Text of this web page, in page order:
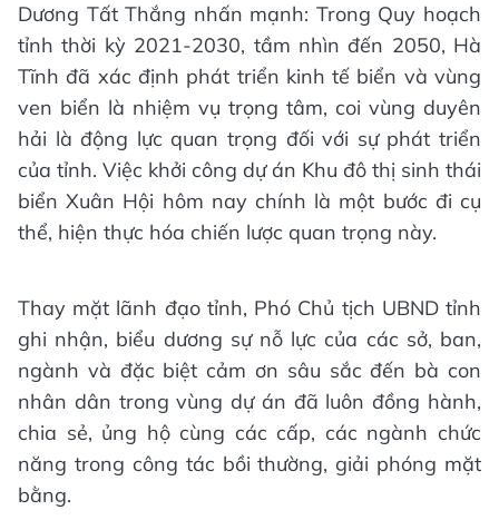
Dương Tất Thắng nhấn mạnh: Trong Quy hoạch
tỉnh thời kỳ 2021-2030, tầm nhìn đến 2050, Hà
Tĩnh đã xác định phát triển kinh tế biển và vùng
ven biển là nhiệm vụ trọng tâm, coi vùng duyên
hải là động lực quan trọng đối với sự phát triển
của tỉnh. Việc khởi công dự án Khu đô thị sinh thái
biển Xuân Hội hôm nay chính là một bước đi cụ
thể, hiện thực hóa chiến lược quan trọng này.
Thay mặt lãnh đạo tỉnh, Phó Chủ tịch UBND tỉnh
ghi nhận, biểu dương sự nỗ lực của các sở, ban,
ngành và đặc biệt cảm ơn sâu sắc đến bà con
nhân dân trong vùng dự án đã luôn đồng hành,
chia sẻ, ủng hộ cùng các cấp, các ngành chức
năng trong công tác bồi thường, giải phóng mặt
bằng.